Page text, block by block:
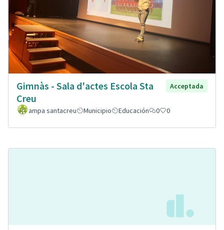
Gimnàs - Sala d'actes Escola Sta
Creu
Acceptada
ampa santacreu Municipio Educación 0 0